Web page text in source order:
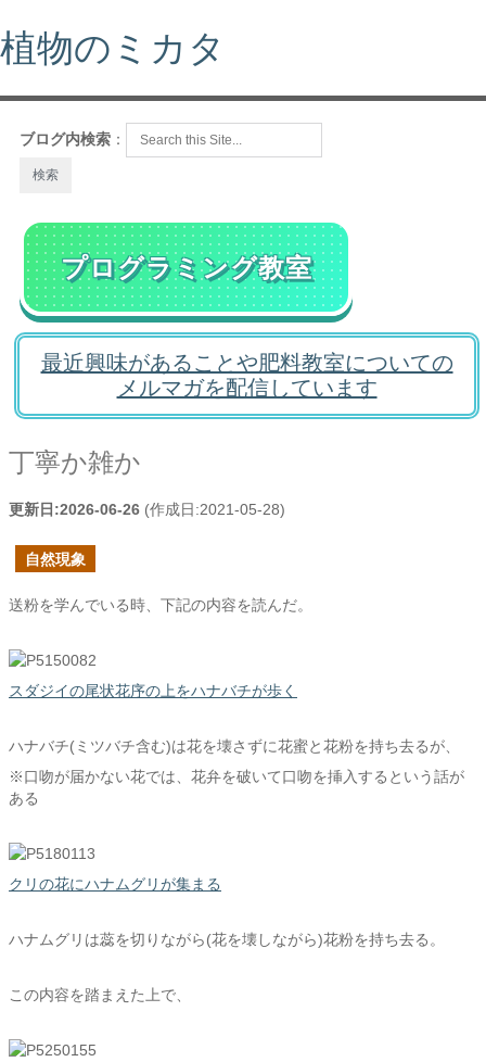
植物のミカタ
ブログ内検索 ：
プログラミング教室
最近興味があることや肥料教室についての
メルマガを配信しています
丁寧か雑か
更新日:2026-06-26 (作成日:2021-05-28)
自然現象
送粉を学んでいる時、下記の内容を読んだ。
スダジイの尾状花序の上をハナバチが歩く
ハナバチ(ミツバチ含む)は花を壊さずに花蜜と花粉を持ち去るが、
※口吻が届かない花では、花弁を破いて口吻を挿入するという話が
ある
クリの花にハナムグリが集まる
ハナムグリは蕊を切りながら(花を壊しながら)花粉を持ち去る。
この内容を踏まえた上で、